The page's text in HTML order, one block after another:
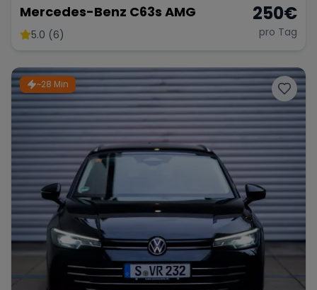
Mercedes-Benz C63s AMG
5.0 (6)
250€
pro Tag
~28 Min